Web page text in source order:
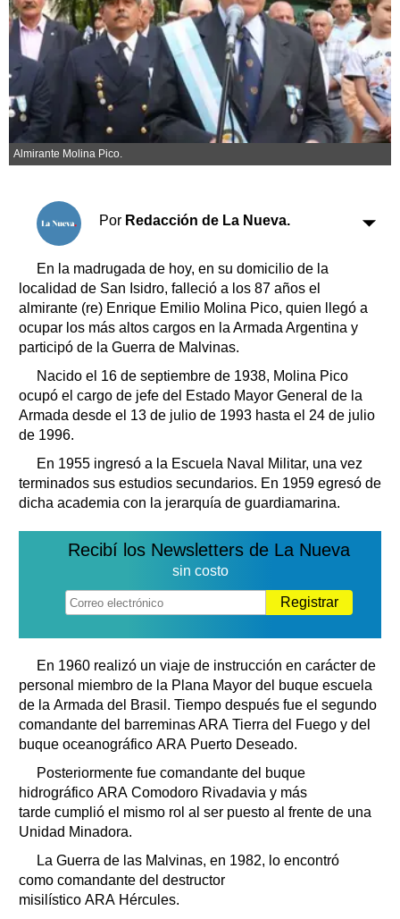
libre
Tecnología
Turismo
Salud
Es viral
El tiempo
Cartón Lleno
Fúnebres
Horóscopo
Suplementos
Servicios
Farmacias
Transportes
Loterías
Datos Útiles
Edictos
Teléfonos de urgencia
Almirante Molina Pico.
Por Redacción de La Nueva.
En la madrugada de hoy, en su domicilio de la
localidad de San Isidro, falleció a los 87 años el
almirante (re) Enrique Emilio Molina Pico, quien llegó a
ocupar los más altos cargos en la Armada Argentina y
participó de la Guerra de Malvinas.
Nacido el 16 de septiembre de 1938, Molina Pico
ocupó el cargo de jefe del Estado Mayor General de la
Armada desde el 13 de julio de 1993 hasta el 24 de julio
de 1996.
En 1955 ingresó a la Escuela Naval Militar, una vez
terminados sus estudios secundarios. En 1959 egresó de
dicha academia con la jerarquía de guardiamarina.
Recibí los Newsletters de La Nueva
sin costo
Registrar
En 1960 realizó un viaje de instrucción en carácter de
personal miembro de la Plana Mayor del buque escuela
de la Armada del Brasil. Tiempo después fue el segundo
comandante del barreminas ARA Tierra del Fuego y del
buque oceanográfico ARA Puerto Deseado.
Posteriormente fue comandante del buque
hidrográfico ARA Comodoro Rivadavia y más
tarde cumplió el mismo rol al ser puesto al frente de una
Unidad Minadora.
La Guerra de las Malvinas, en 1982, lo encontró
como comandante del destructor
misilístico ARA Hércules.